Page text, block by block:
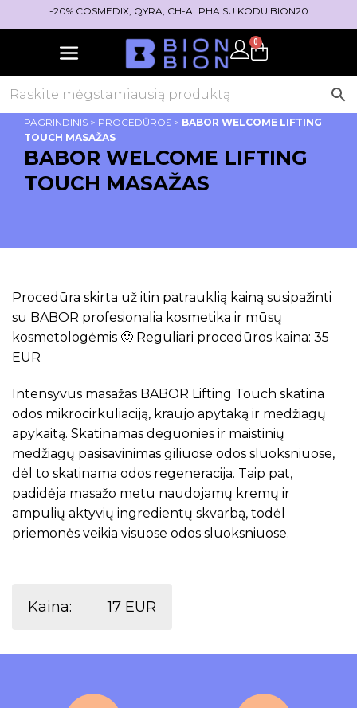
-20% COSMEDIX, QYRA, CH-ALPHA SU KODU BION20
0
PAGRINDINIS > PROCEDŪROS > BABOR WELCOME LIFTING
TOUCH MASAŽAS
BABOR WELCOME LIFTING
TOUCH MASAŽAS
Procedūra skirta už itin patrauklią kainą susipažinti
su BABOR profesionalia kosmetika ir mūsų
kosmetologėmis 🙂 Reguliari procedūros kaina: 35
EUR
Intensyvus masažas BABOR Lifting Touch skatina
odos mikrocirkuliaciją, kraujo apytaką ir medžiagų
apykaitą. Skatinamas deguonies ir maistinių
medžiagų pasisavinimas giliuose odos sluoksniuose,
dėl to skatinama odos regeneracija. Taip pat,
padidėja masažo metu naudojamų kremų ir
ampulių aktyvių ingredientų skvarbą, todėl
priemonės veikia visuose odos sluoksniuose.
Kaina: 17 EUR